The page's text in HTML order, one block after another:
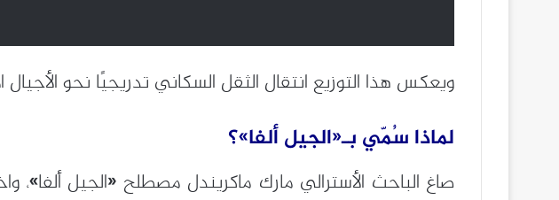
ويعكس هذا التوزيع انتقال الثقل السكاني تدريجيًا نحو
لماذا سُمّي بـ«الجيل ألفا»؟
صاغ الباحث الأسترالي مارك ماكريندل مصطلح «الجيل ألفا»،